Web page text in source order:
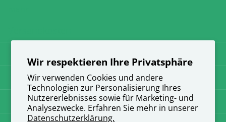
Wir respektieren Ihre Privatsphäre
Wir verwenden Cookies und andere
Technologien zur Personalisierung Ihres
Nutzererlebnisses sowie für Marketing- und
Analysezwecke. Erfahren Sie mehr in unserer
Datenschutzerklärung.
Datenschutz
Impressum